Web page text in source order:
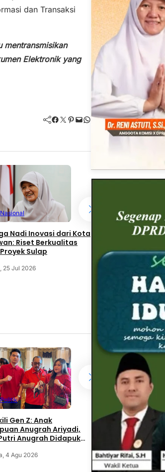
dan Transaksi
mentransmisikan
Elektronik yang
Facebook Twitter Pinterest Mail WhatsApp
Nasional
Nadi Inovasi dari Kota
Riset Berkualitas
Sulap
25 Jul 2026
Nasional
Muspimnas
Bangsa PKB
Mufidah
Surabaya
Akar Rumput
Jumat, 24 Jul 2026
Politik
Gen Z: Anak
Anugrah Ariyadi,
Anugrah Didapuk
Surabaya
4 Agu 2026
News
Surabaya
Nahkoda Baru di
Pelayanan Air
Selasa, 4 Agu 2026